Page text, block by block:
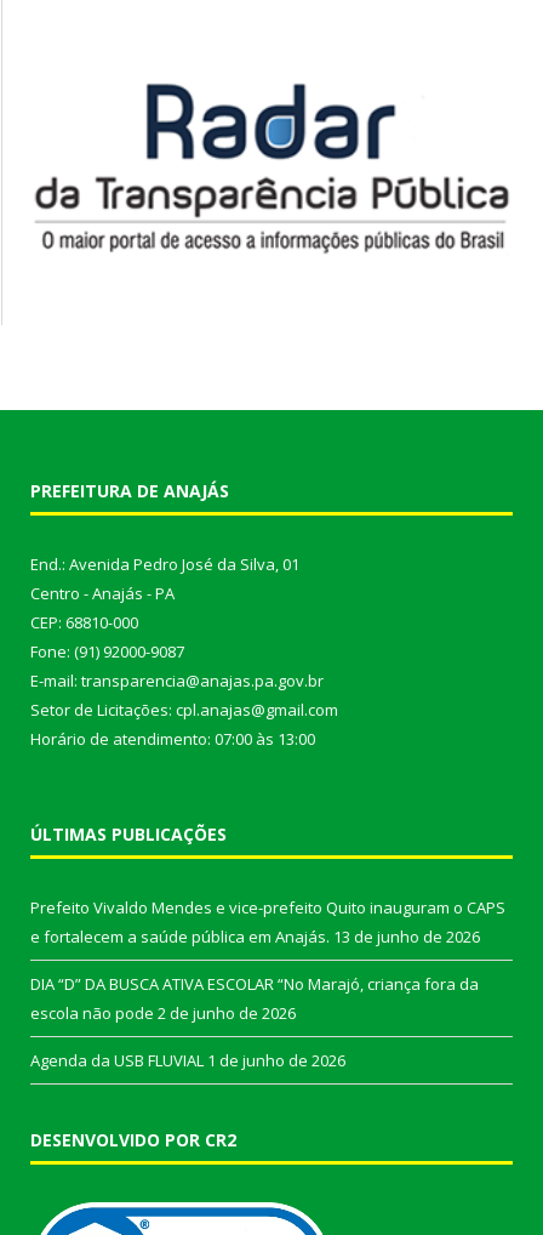
PREFEITURA DE ANAJÁS
End.: Avenida Pedro José da Silva, 01
Centro - Anajás - PA
CEP: 68810-000
Fone: (91) 92000-9087
E-mail: transparencia@anajas.pa.gov.br
Setor de Licitações: cpl.anajas@gmail.com
Horário de atendimento: 07:00 às 13:00
ÚLTIMAS PUBLICAÇÕES
Prefeito Vivaldo Mendes e vice-prefeito Quito inauguram o CAPS
e fortalecem a saúde pública em Anajás. 13 de junho de 2026
DIA “D” DA BUSCA ATIVA ESCOLAR “No Marajó, criança fora da
escola não pode 2 de junho de 2026
Agenda da USB FLUVIAL 1 de junho de 2026
DESENVOLVIDO POR CR2